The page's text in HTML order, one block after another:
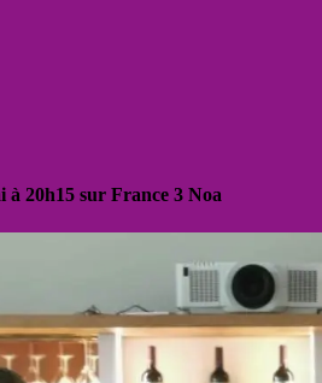
à 20h15 sur France 3 Noa